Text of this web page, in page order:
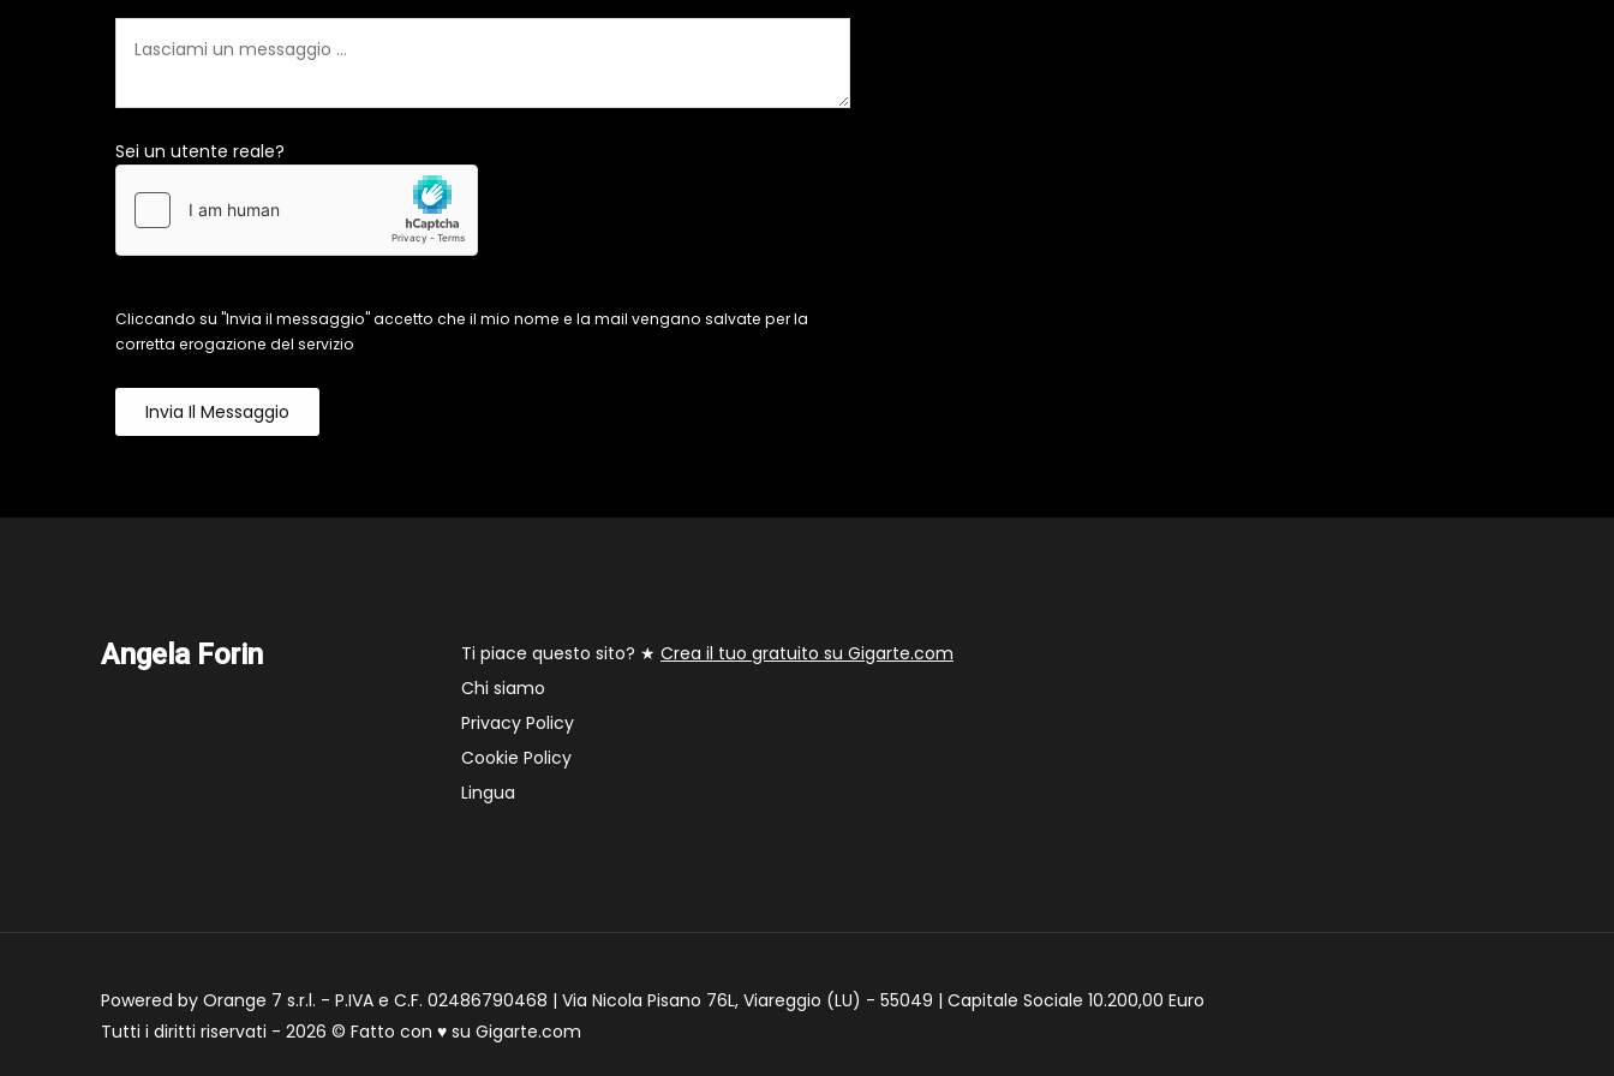
Sei un utente reale?
Cliccando su "Invia il messaggio" accetto che il mio nome e la mail vengano salvate per la
corretta erogazione del servizio
Invia Il Messaggio
Angela Forin Ti piace questo sito? ★ Crea il tuo gratuito su Gigarte.com
Chi siamo
Privacy Policy
Cookie Policy
Lingua
Powered by Orange 7 s.r.l. - P.IVA e C.F. 02486790468 | Via Nicola Pisano 76L, Viareggio (LU) - 55049 | Capitale Sociale 10.200,00 Euro
Tutti i diritti riservati - 2026 © Fatto con ♥ su Gigarte.com